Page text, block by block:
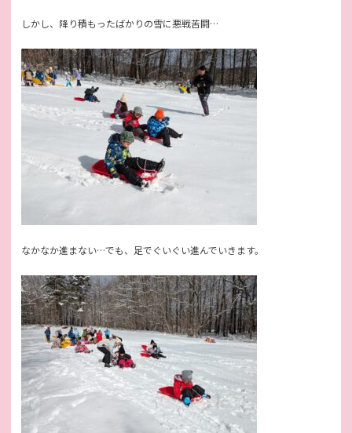
しかし、降り積もったばかりの雪に悪戦苦闘…
なかなか進まない…でも、足でぐいぐい進んでいきます。